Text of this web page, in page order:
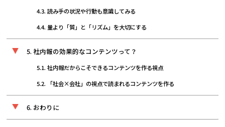
読み手の状況や行動も意識してみる
量より「質」と「リズム」を大切にする
社内報の効果的なコンテンツって？
社内報だからこそできるコンテンツを作る視点
「社会×会社」の視点で読まれるコンテンツを作る
おわりに